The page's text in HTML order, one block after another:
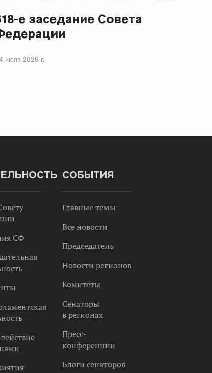
е заседание Совета
июля 2026 г.
СФ
СОБЫТИЯ
Главные темы
Все новости
Председатель
Новости регионов
Комитеты
Сенаторы
в регионах
Пресс-
конференции
Блоги сенаторов